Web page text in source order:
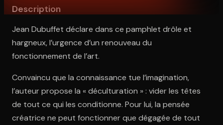
Description
Jean Dubuffet déclare dans ce pamphlet drôle et
hargneux, l’urgence d’un renouveau du
fonctionnement de l’art.
Convaincu que la connaissance tue l’imagination,
l’auteur propose la « déculturation » : vider les têtes
de tout ce qui les conditionne. Pour lui, la pensée
créatrice ne peut fonctionner que dégagée de tout